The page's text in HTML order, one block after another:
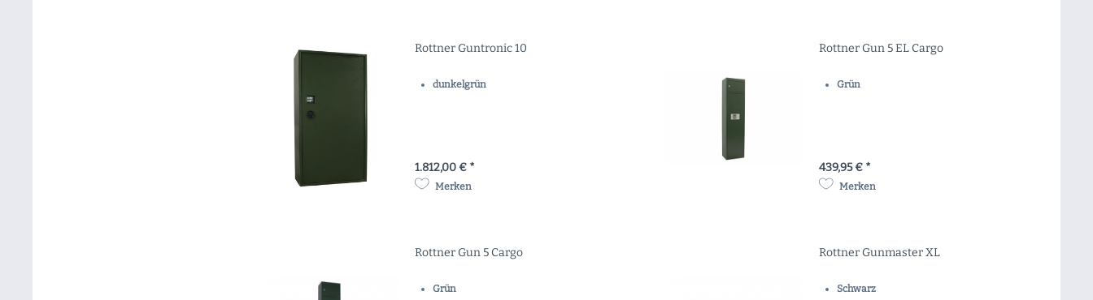
Rottner Guntronic 10
dunkelgrün
1.812,00 € *
Merken
Rottner Gun 5 EL Cargo
Grün
439,95 € *
Merken
Rottner Gun 5 Cargo
Grün
Rottner Gunmaster XL
Schwarz